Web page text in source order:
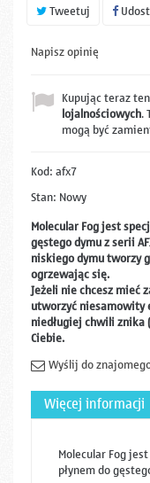
Tweetuj
Napisz opinię
Kupując teraz
lojalnościowych.
mogą być
Kod:afx7
Stan: Nowy
Molecular Fog jest
gęstego dymu z serii
niskiego dymu tworzy
ogrzewając się.
Jeżeli nie chcesz mieć
utworzyć niesamowity
niedługiej chwili
Ciebie.
Wyślij do
Więcej informacji
Molecular Fog
płynem do